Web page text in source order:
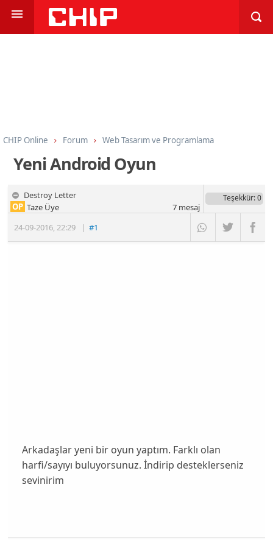
CHIP Online Forum
Web Tasarım ve Programlama
Mobil Programlama
Android Programlama
Yeni Android Oyun
Destroy Letter
24-09-2016,22:29 |#1
OP Taze Üye
Teşekkür: 0
7mesaj
Arkadaşlar yeni bir oyun yaptım. Farklı olan
harfi/sayıyı buluyorsunuz. İndirip desteklerseniz
sevinirim